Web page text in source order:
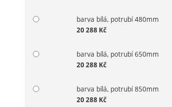
barva bílá, potrubí 480mm
20 288 Kč
barva bílá, potrubí 650mm
20 288 Kč
barva bílá, potrubí 850mm
20 288 Kč